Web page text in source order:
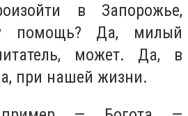
в Запорожье,
помощь? Да, милый
может. Да, в
при нашей жизни.